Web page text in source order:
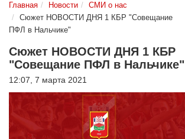
Главная Новости
СМИ о нас
Сюжет НОВОСТИ ДНЯ 1 КБР "Совещание
ПФЛ в Нальчике"
Сюжет НОВОСТИ ДНЯ 1 КБР
"Совещание ПФЛ в Нальчике"
12:07, 7 марта 2021